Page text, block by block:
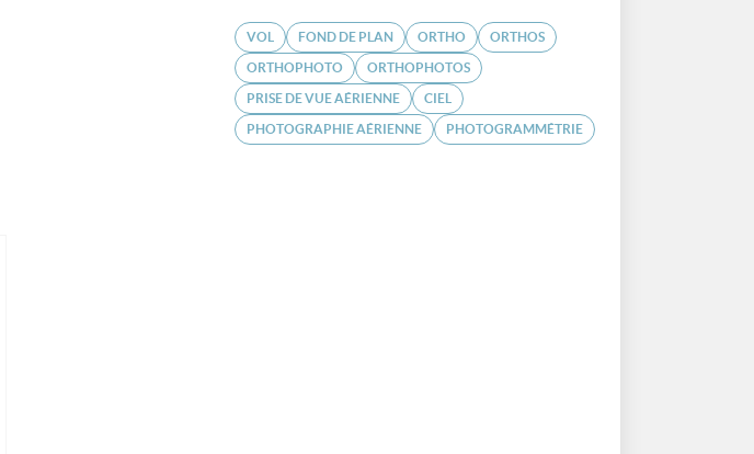
VOL FOND DE PLAN ORTHO ORTHOS
ORTHOPHOTO ORTHOPHOTOS
PRISE DE VUE AÉRIENNE CIEL
PHOTOGRAPHIE AÉRIENNE PHOTOGRAMMÉTRIE